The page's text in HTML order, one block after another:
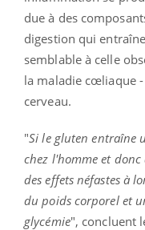
due à des
digestion qui
semblable à celle
la maladie cœliaque
cerveau.
"Si le gluten entraîne
chez l'homme et
des effets néfastes à
du poids corporel et
glycémie", concluent